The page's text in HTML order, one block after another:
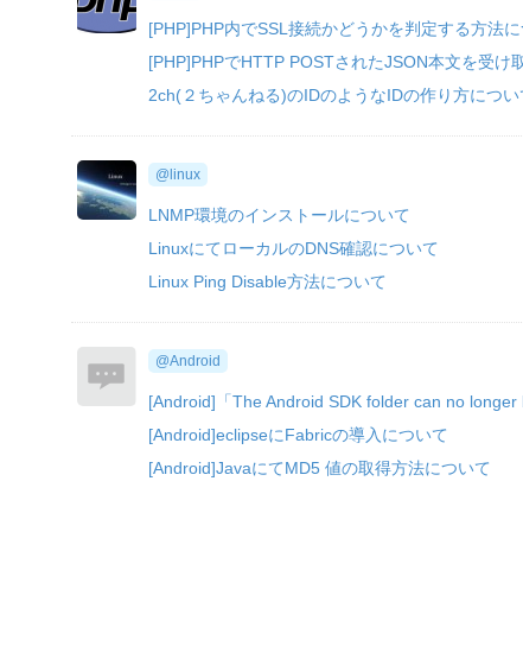
[PHP]PHP内でSSL接続かどうかを判定する方法に
[PHP]PHPでHTTP POSTされたJSON本文を受け
2ch(２ちゃんねる)のIDのようなIDの作り方につい
@linux
LNMP環境のインストールについて
LinuxにてローカルのDNS確認について
Linux Ping Disable方法について
@Android
[Android]「The Android SDK folder can no
[Android]eclipseにFabricの導入について
[Android]JavaにてMD5 値の取得方法について